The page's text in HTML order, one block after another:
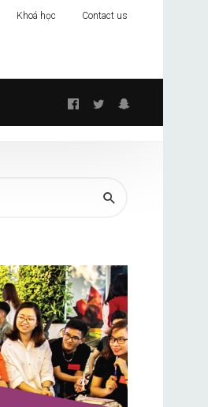
Khoá học Contact us
Follow